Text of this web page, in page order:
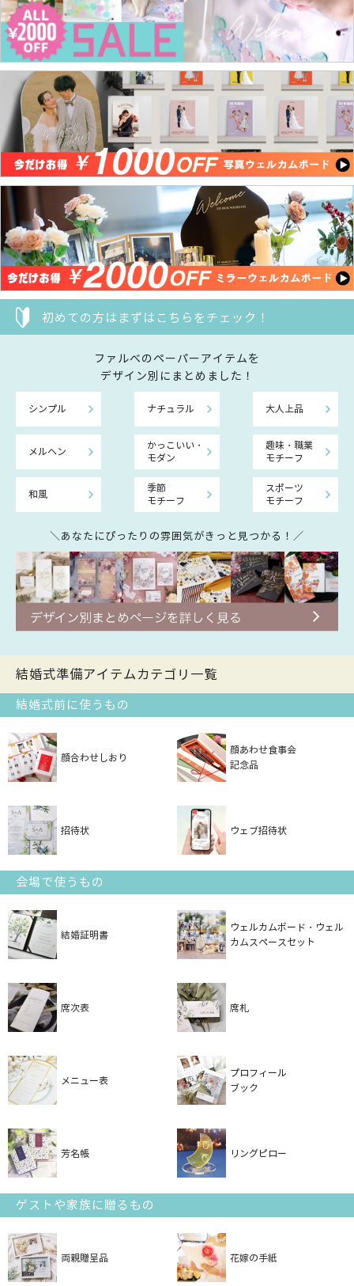
初めての方はまずはこちらをチェック！
ファルべのペーパーアイテムを
デザイン別にまとめました！
シンプル ナチュラル 大人上品
メルヘン
かっこいい・
モダン
趣味・職業
モチーフ
和風
季節
モチーフ
スポーツ
モチーフ
＼あなたにぴったりの雰囲気がきっと見つかる！／
結婚式準備アイテムカテゴリ一覧
結婚式前に使うもの
顔合わせしおり
顔あわせ食事会
記念品
招待状 ウェブ招待状
会場で使うもの
結婚証明書
ウェルカムボード・ウェル
カムスペースセット
席次表 席札
メニュー表
プロフィール
ブック
芳名帳 リングピロー
ゲストや家族に贈るもの
両親贈呈品 花嫁の手紙